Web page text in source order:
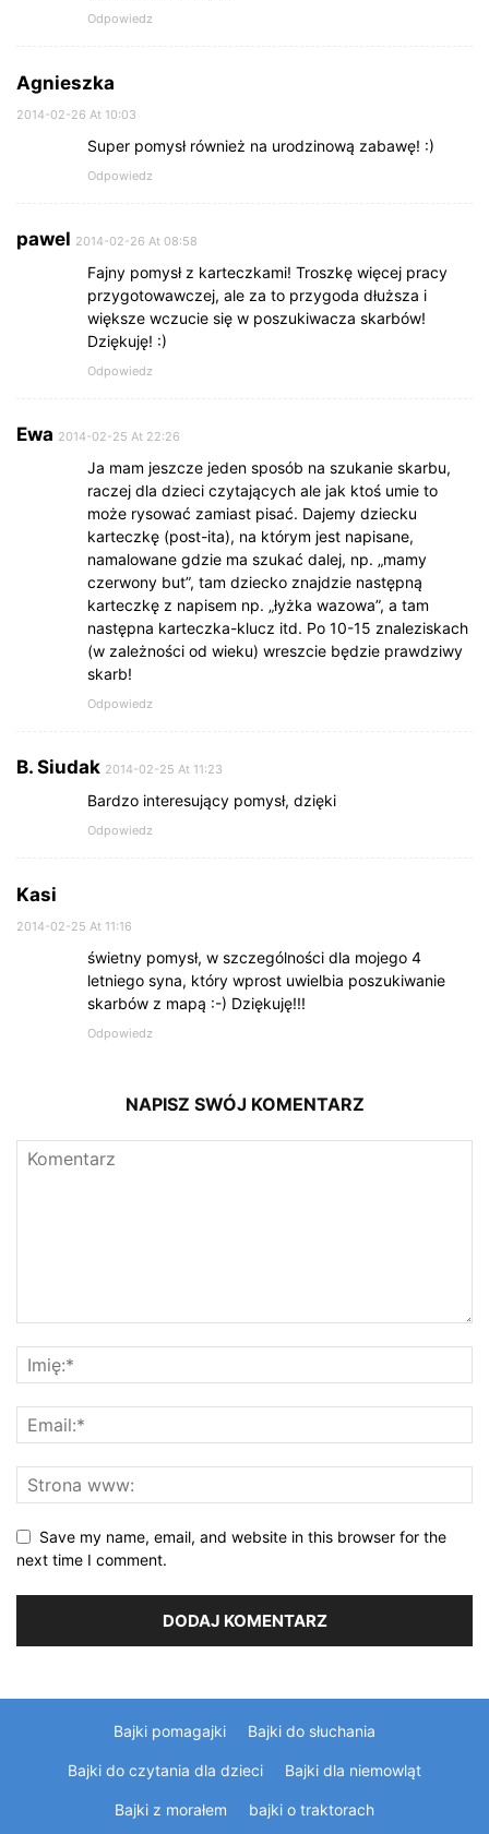
Odpowiedz
Agnieszka
2014-02-26 At 10:03
Super pomysł również na urodzinową zabawę! :)
Odpowiedz
pawel 2014-02-26 At 08:58
Fajny pomysł z karteczkami! Troszkę więcej pracy
przygotowawczej, ale za to przygoda dłuższa i
większe wczucie się w poszukiwacza skarbów!
Dziękuję! :)
Odpowiedz
Ewa 2014-02-25 At 22:26
Ja mam jeszcze jeden sposób na szukanie skarbu,
raczej dla dzieci czytających ale jak ktoś umie to
może rysować zamiast pisać. Dajemy dziecku
karteczkę (post-ita), na którym jest napisane,
namalowane gdzie ma szukać dalej, np. „mamy
czerwony but”, tam dziecko znajdzie następną
karteczkę z napisem np. „łyżka wazowa”, a tam
następna karteczka-klucz itd. Po 10-15 znaleziskach
(w zależności od wieku) wreszcie będzie prawdziwy
skarb!
Odpowiedz
B. Siudak 2014-02-25 At 11:23
Bardzo interesujący pomysł, dzięki
Odpowiedz
Kasi
2014-02-25 At 11:16
świetny pomysł, w szczególności dla mojego 4
letniego syna, który wprost uwielbia poszukiwanie
skarbów z mapą :-) Dziękuję!!!
Odpowiedz
NAPISZ SWÓJ KOMENTARZ
Save my name, email, and website in this browser for the
next time I comment.
Bajki pomagajki Bajki do słuchania
Bajki do czytania dla dzieci Bajki dla niemowląt
Bajki z morałem bajki o traktorach